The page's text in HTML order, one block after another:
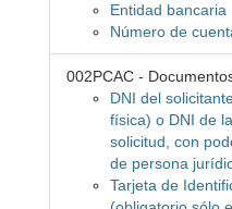
Entidad bancaria
Número de
002PCAC -
DNI del
física) o DNI de
solicitud, con
de persona
Tarjeta de